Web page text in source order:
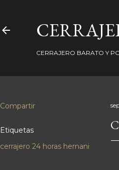
CERRAJERO BARATO Y
Compartir
Etiquetas
cerrajero 24 horas hernani